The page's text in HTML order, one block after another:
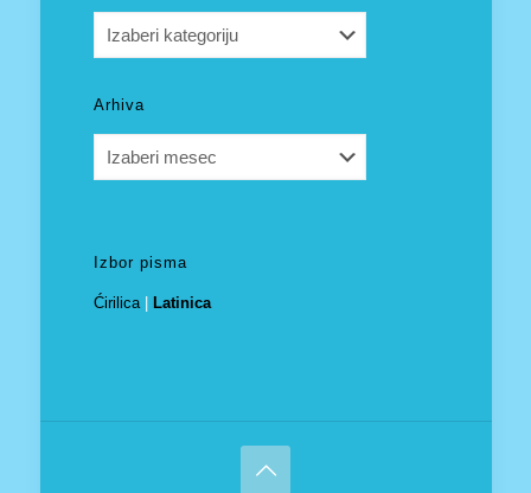
Arhiva
Izbor pisma
Ćirilica| Latinica